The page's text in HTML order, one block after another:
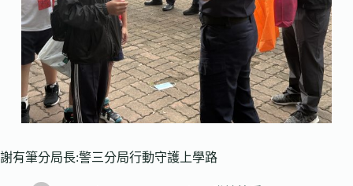
謝有筆分局長:警三分局行動守護上學路